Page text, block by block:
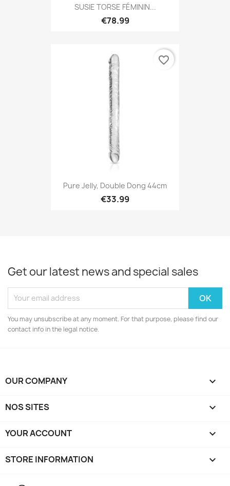
SUSIE TORSE FÉMININ...
€78.99
Pure Jelly, Double Dong 44cm
€33.99
favorite_border
Get our latest news and special sales
You may unsubscribe at any moment. For that purpose, please find our
contact info in the legal notice.
OUR COMPANY 
NOS SITES 
YOUR ACCOUNT 
STORE INFORMATION keyboard_arrow_down